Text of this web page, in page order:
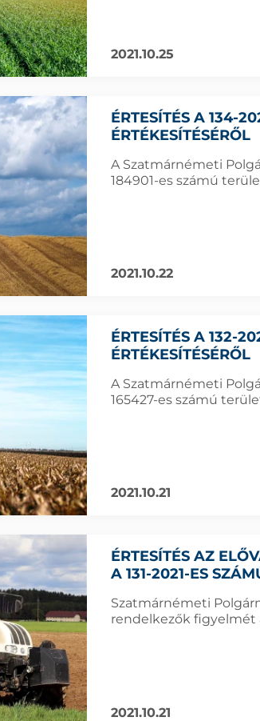
2021.10.25
ÉRTESÍTÉS A 134-
ÉRTÉKESÍTÉSÉRŐL
A Szatmárnémeti
184901-es számú
2021.10.22
ÉRTESÍTÉS A 132-
ÉRTÉKESÍTÉSÉRŐL
A Szatmárnémeti
165427-es számú
2021.10.21
ÉRTESÍTÉS AZ
A 131-2021-ES
Szatmárnémeti
rendelkezők figyelmét
2021.10.21